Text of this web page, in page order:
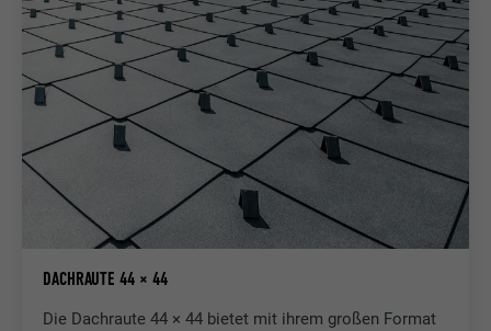
DACHRAUTE 44 × 44
Die Dachraute 44 × 44 bietet mit ihrem großen Format